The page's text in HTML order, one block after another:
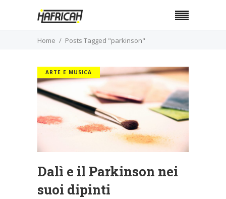
Home Posts Tagged "parkinson"
ARTE E MUSICA
Dalì e il Parkinson nei
suoi dipinti